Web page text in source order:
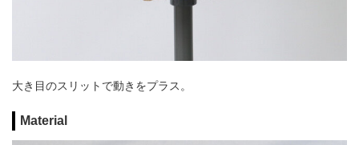
大き目のスリットで動きをプラス。
Material